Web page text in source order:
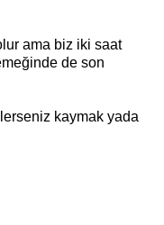
ama biz iki saat
de son
kaymak yada